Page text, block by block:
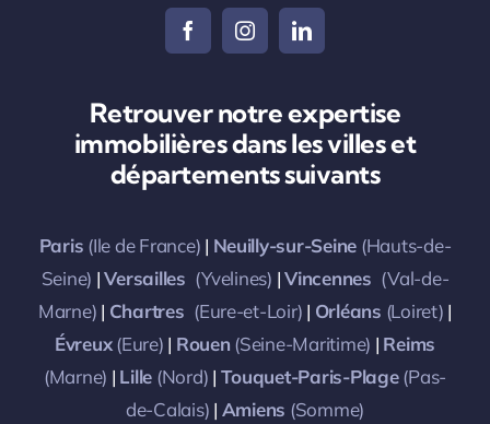
Retrouver notre expertise
immobilières dans les villes et
départements suivants
Paris (Ile de France) | Neuilly-sur-Seine (Hauts-de-
Seine) |Versailles (Yvelines) |Vincennes (Val-de-
Marne) | Chartres (Eure-et-Loir) | Orléans (Loiret) |
Évreux(Eure) | Rouen (Seine-Maritime) | Reims
(Marne) | Lille (Nord) | Touquet-Paris-Plage(Pas-
de-Calais) | Amiens (Somme)